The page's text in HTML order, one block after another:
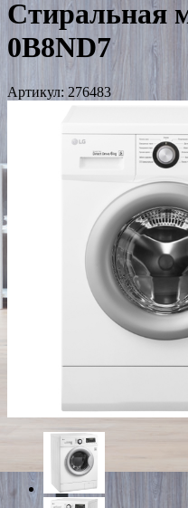
Стиральная
0B8ND7
Артикул: 276483